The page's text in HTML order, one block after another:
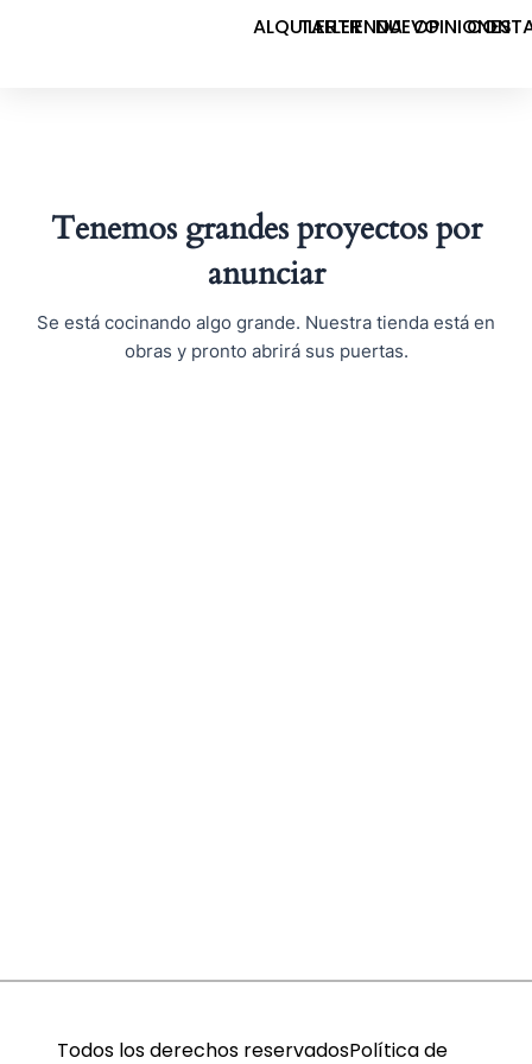
ALQUILER
TALLERTIENDANUEVOOPINIONES
Tenemos grandes proyectos por
anunciar
Se está cocinando algo grande. Nuestra tienda está en
obras y pronto abrirá sus puertas.
Todos los derechos reservadosPolítica de